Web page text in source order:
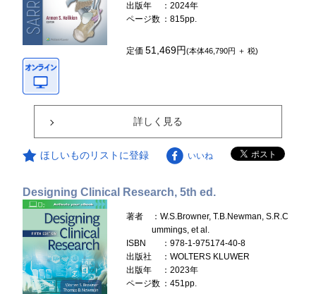
出版年
：2024年
ページ数 ：815pp.
定価51,469円(本体46,790円 ＋ 税)
詳しく見る
ほしいものリストに登録 いいね
Designing Clinical Research, 5th ed.
著者
：W.S.Browner, T.B.Newman, S.R.C
ummings, et al.
ISBN
：978-1-975174-40-8
出版社
：WOLTERS KLUWER
出版年
：2023年
ページ数 ：451pp.